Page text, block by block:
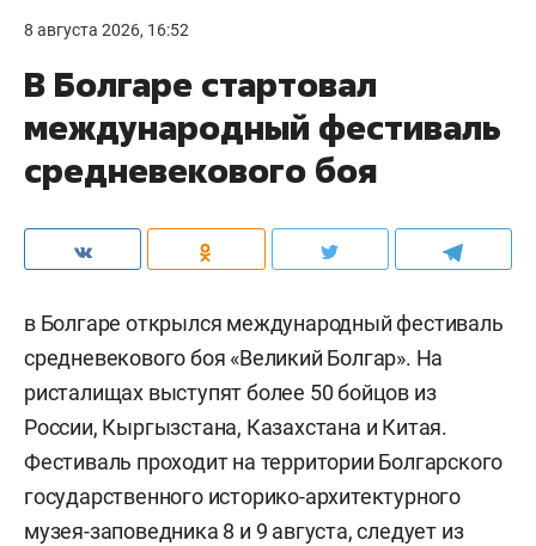
8 августа 2026, 16:52
В Болгаре стартовал
международный фестиваль
средневекового боя
в Болгаре открылся международный фестиваль
средневекового боя «Великий Болгар». На
ристалищах выступят более 50 бойцов из
России, Кыргызстана, Казахстана и Китая.
Фестиваль проходит на территории Болгарского
государственного историко-архитектурного
музея-заповедника 8 и 9 августа, следует из